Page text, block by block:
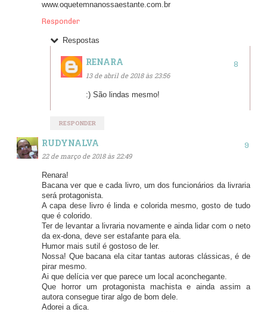
www.oquetemnanossaestante.com.br
Responder
Respostas
RENARA
13 de abril de 2018 às 23:56
:) São lindas mesmo!
RESPONDER
RUDYNALVA
22 de março de 2018 às 22:49
Renara!
Bacana ver que e cada livro, um dos funcionários da livraria
será protagonista.
A capa dese livro é linda e colorida mesmo, gosto de tudo
que é colorido.
Ter de levantar a livraria novamente e ainda lidar com o neto
da ex-dona, deve ser estafante para ela.
Humor mais sutil é gostoso de ler.
Nossa! Que bacana ela citar tantas autoras clássicas, é de
pirar mesmo.
Ai que delícia ver que parece um local aconchegante.
Que horror um protagonista machista e ainda assim a
autora consegue tirar algo de bom dele.
Adorei a dica.